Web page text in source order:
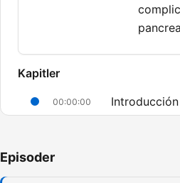
Kapitler
00:00:00
Episoder